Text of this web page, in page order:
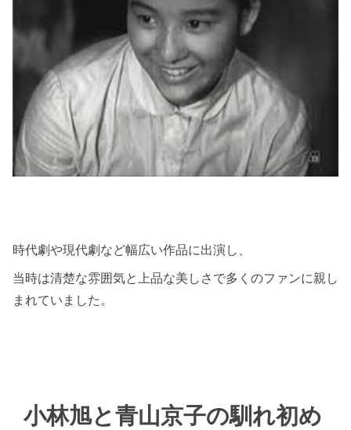
時代劇や現代劇など幅広い作品に出演し、
当時は清楚な雰囲気と上品な美しさで多くのファンに親し
まれていました。
小林旭と青山京子の馴れ初め